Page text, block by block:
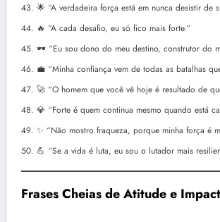
🌟 “A verdadeira força está em nunca desistir de
🔥 “A cada desafio, eu só fico mais forte.”
🕶️ “Eu sou dono do meu destino, construtor do
💼 “Minha confiança vem de todas as batalhas
🚀 “O homem que você vê hoje é resultado de
💎 “Forte é quem continua mesmo quando está
✨ “Não mostro fraqueza, porque minha força é
💪 “Se a vida é luta, eu sou o lutador mais
Frases Cheias de Atitude e